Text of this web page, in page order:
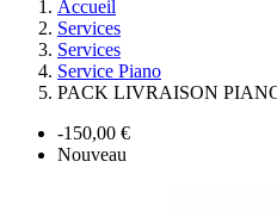
Accueil
Services
Services
Service Piano
PACK LIVRAISON
-150,00 €
Nouveau